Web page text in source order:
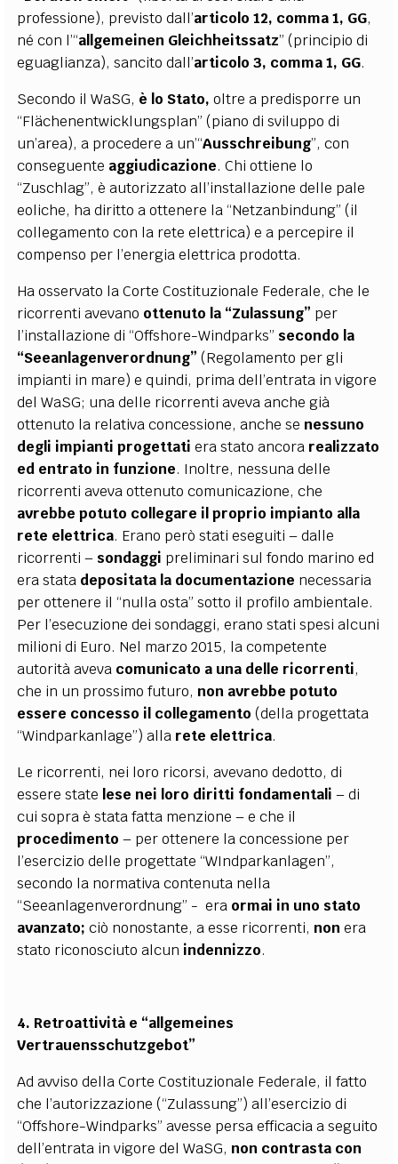
professione), previsto dall’articolo 12, comma 1, GG,
né con l’“allgemeinen Gleichheitssatz” (principio di
eguaglianza), sancito dall’articolo 3, comma 1, GG.
Secondo il WaSG, è lo Stato, oltre a predisporre un
“Flächenentwicklungsplan” (piano di sviluppo di
un’area), a procedere a un’“Ausschreibung”, con
conseguente aggiudicazione. Chi ottiene lo
“Zuschlag”, è autorizzato all’installazione delle pale
eoliche, ha diritto a ottenere la “Netzanbindung” (il
collegamento con la rete elettrica) e a percepire il
compenso per l’energia elettrica prodotta.
Ha osservato la Corte Costituzionale Federale, che le
ricorrenti avevano ottenuto la “Zulassung” per
l’installazione di “Offshore-Windparks” secondo la
“Seeanlagenverordnung” (Regolamento per gli
impianti in mare) e quindi, prima dell’entrata in vigore
del WaSG; una delle ricorrenti aveva anche già
ottenuto la relativa concessione, anche se nessuno
degli impianti progettati era stato ancora realizzato
ed entrato in funzione. Inoltre, nessuna delle
ricorrenti aveva ottenuto comunicazione, che
avrebbe potuto collegare il proprio impianto alla
rete elettrica. Erano però stati eseguiti – dalle
ricorrenti – sondaggi preliminari sul fondo marino ed
era stata depositata la documentazione necessaria
per ottenere il “nulla osta” sotto il profilo ambientale.
Per l’esecuzione dei sondaggi, erano stati spesi alcuni
milioni di Euro. Nel marzo 2015, la competente
autorità aveva comunicato a una delle ricorrenti,
che in un prossimo futuro, non avrebbe potuto
essere concesso il collegamento (della progettata
“Windparkanlage”) alla rete elettrica.
Le ricorrenti, nei loro ricorsi, avevano dedotto, di
essere state lese nei loro diritti fondamentali – di
cui sopra è stata fatta menzione – e che il
procedimento – per ottenere la concessione per
l’esercizio delle progettate “WIndparkanlagen”,
secondo la normativa contenuta nella
“Seeanlagenverordnung” - era ormai in uno stato
avanzato; ciò nonostante, a esse ricorrenti, nonera
stato riconosciuto alcun indennizzo.
4. Retroattività e “allgemeines
Vertrauensschutzgebot”
Ad avviso della Corte Costituzionale Federale, il fatto
che l’autorizzazione (“Zulassung”) all’esercizio di
“Offshore-Windparks” avesse persa efficacia a seguito
dell’entrata in vigore del WaSG, non contrasta con